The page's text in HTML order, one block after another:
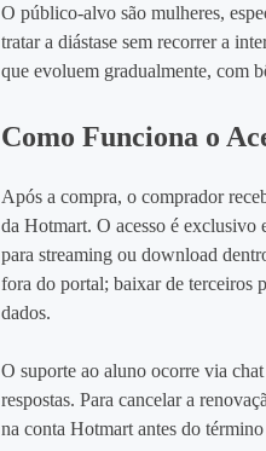
O público‑alvo são mulheres,
tratar a diástase sem recorrer a
que evoluem gradualmente, com
Como Funciona o
Após a compra, o comprador
da Hotmart. O acesso é
para streaming ou download
fora do portal; baixar de terceiros
dados.
O suporte ao aluno ocorre via
respostas. Para cancelar a
na conta Hotmart antes do